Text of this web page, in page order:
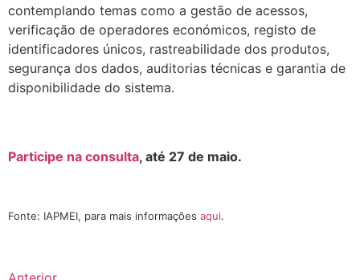
contemplando temas como a gestão de acessos,
verificação de operadores económicos, registo de
identificadores únicos, rastreabilidade dos produtos,
segurança dos dados, auditorias técnicas e garantia de
disponibilidade do sistema.
Participe na consulta, até 27 de maio.
Fonte: IAPMEI, para mais informações aqui.